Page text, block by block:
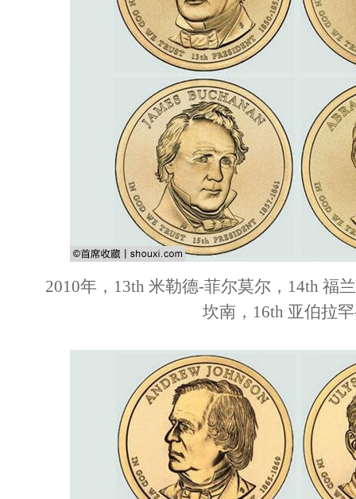
2010年，13th 米勒德-菲尔莫尔，14th 福
坎南，16th 亚伯拉